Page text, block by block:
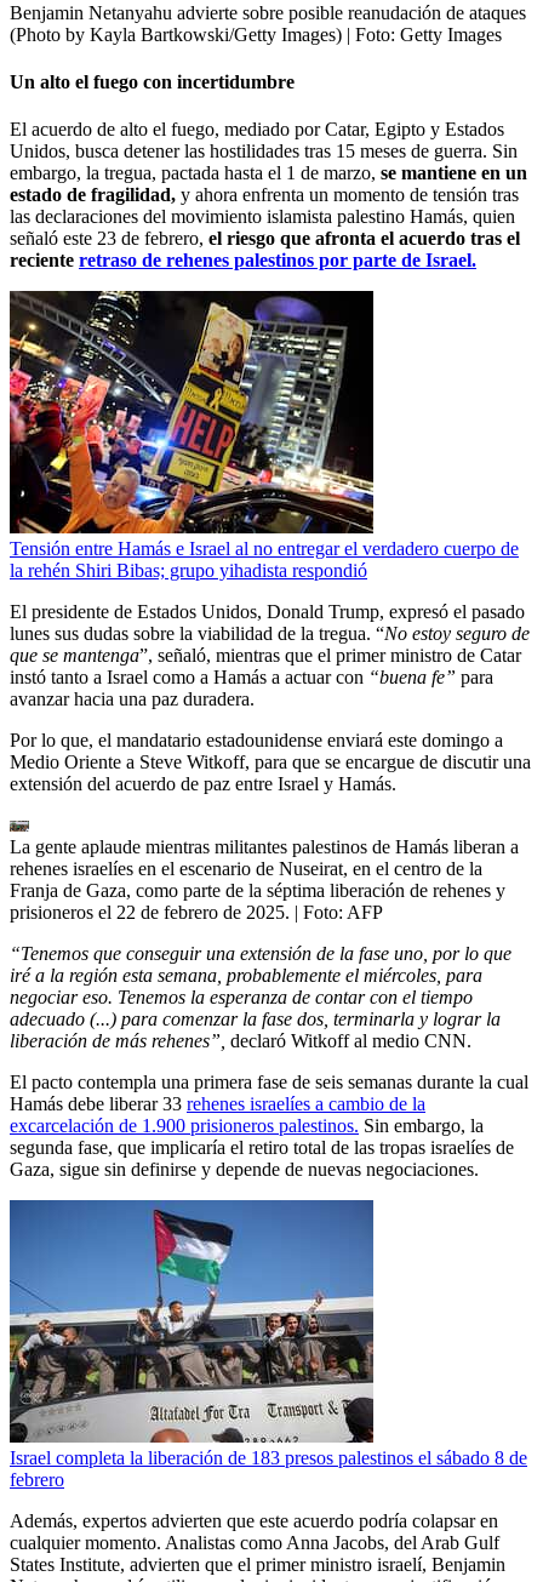
Benjamin Netanyahu advierte sobre posible reanudación de ataques
(Photo by Kayla Bartkowski/Getty Images) | Foto: Getty Images
Un alto el fuego con incertidumbre
El acuerdo de alto el fuego, mediado por Catar, Egipto y Estados
Unidos, busca detener las hostilidades tras 15 meses de guerra. Sin
embargo, la tregua, pactada hasta el 1 de marzo, se mantiene en un
estado de fragilidad, y ahora enfrenta un momento de tensión tras
las declaraciones del movimiento islamista palestino Hamás, quien
señaló este 23 de febrero, el riesgo que afronta el acuerdo tras el
reciente retraso de rehenes palestinos por parte de Israel.
Tensión entre Hamás e Israel al no entregar el verdadero cuerpo de
la rehén Shiri Bibas; grupo yihadista respondió
El presidente de Estados Unidos, Donald Trump, expresó el pasado
lunes sus dudas sobre la viabilidad de la tregua. “No estoy seguro de
que se mantenga”, señaló, mientras que el primer ministro de Catar
instó tanto a Israel como a Hamás a actuar con “buena fe” para
avanzar hacia una paz duradera.
Por lo que, el mandatario estadounidense enviará este domingo a
Medio Oriente a Steve Witkoff, para que se encargue de discutir una
extensión del acuerdo de paz entre Israel y Hamás.
La gente aplaude mientras militantes palestinos de Hamás liberan a
rehenes israelíes en el escenario de Nuseirat, en el centro de la
Franja de Gaza, como parte de la séptima liberación de rehenes y
prisioneros el 22 de febrero de 2025. | Foto: AFP
“Tenemos que conseguir una extensión de la fase uno, por lo que
iré a la región esta semana, probablemente el miércoles, para
negociar eso. Tenemos la esperanza de contar con el tiempo
adecuado (...) para comenzar la fase dos, terminarla y lograr la
liberación de más rehenes”, declaró Witkoff al medio CNN.
El pacto contempla una primera fase de seis semanas durante la cual
Hamás debe liberar 33 rehenes israelíes a cambio de la
excarcelación de 1.900 prisioneros palestinos. Sin embargo, la
segunda fase, que implicaría el retiro total de las tropas israelíes de
Gaza, sigue sin definirse y depende de nuevas negociaciones.
Israel completa la liberación de 183 presos palestinos el sábado 8 de
febrero
Además, expertos advierten que este acuerdo podría colapsar en
cualquier momento. Analistas como Anna Jacobs, del Arab Gulf
States Institute, advierten que el primer ministro israelí, Benjamin